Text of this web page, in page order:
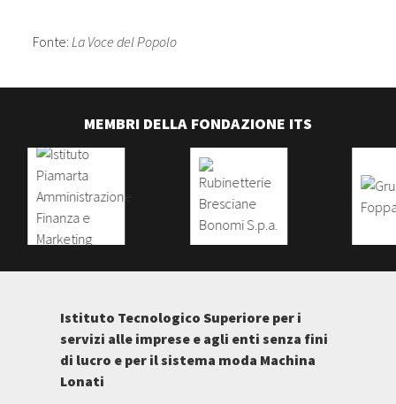
Fonte:La Voce del Popolo
MEMBRI DELLA FONDAZIONE ITS
Istituto Tecnologico Superiore per i
servizi alle imprese e agli enti senza fini
di lucro e per il sistema moda Machina
Lonati